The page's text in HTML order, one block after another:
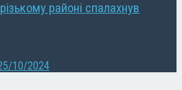
районі спалахнув
10/2024